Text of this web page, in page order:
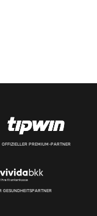
OFFIZIELLER PREMIUM-PARTNER
GESUNDHEITSPARTNER